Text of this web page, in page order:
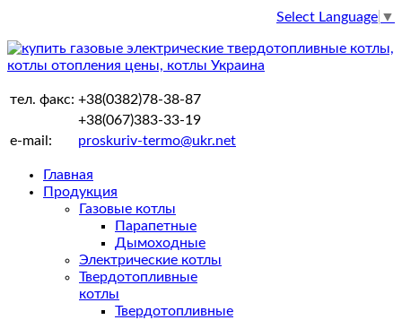
Select Language ▼
тел. факс: +38(0382)78-38-87
+38(067)383-33-19
e-mail:
proskuriv-termo@ukr.net
Главная
Продукция
Газовые котлы
Парапетные
Дымоходные
Электрические котлы
Твердотопливные
котлы
Твердотопливные